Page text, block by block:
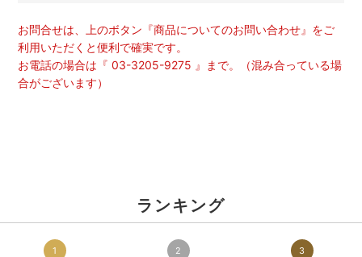
お問合せは、上のボタン『商品についてのお問い合わせ』をご
利用いただくと便利で確実です。
お電話の場合は『 03-3205-9275 』まで。（混み合っている場
合がございます）
ランキング
1 2 3